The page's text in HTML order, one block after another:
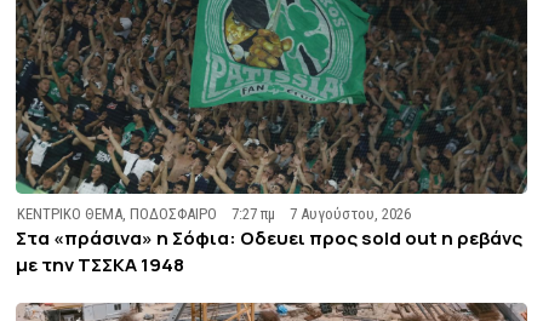
ΚΕΝΤΡΙΚΟ ΘΕΜΑ,ΠΟΔΟΣΦΑΙΡΟ 7:27 πμ 7 Αυγούστου, 2026
Στα «πράσινα» η Σόφια: Οδευει προς sold out η ρεβάνς
με την ΤΣΣΚΑ 1948